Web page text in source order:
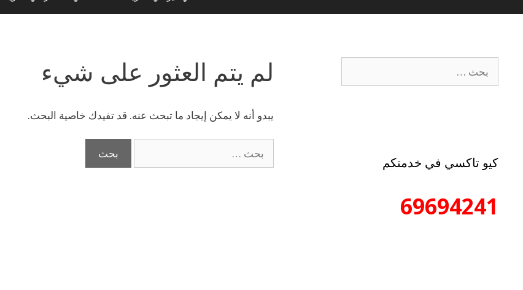
لم يتم العثور على شيء
يبدو أنه لا يمكن إيجاد ما تبحث عنه. قد تفيدك خاصية البحث.
كيو تاكسي في خدمتكم
69694241